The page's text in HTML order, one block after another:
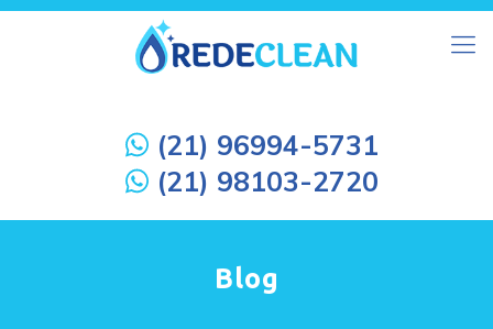
(21) 96994-5731
(21) 98103-2720
Blog